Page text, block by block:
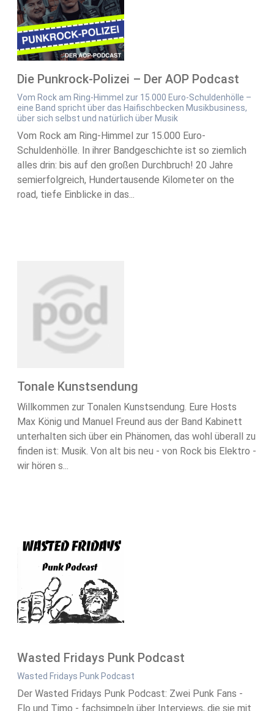
Die Punkrock-Polizei – Der AOP Podcast
Vom Rock am Ring-Himmel zur 15.000 Euro-Schuldenhölle –
eine Band spricht über das Haifischbecken Musikbusiness,
über sich selbst und natürlich über Musik
Vom Rock am Ring-Himmel zur 15.000 Euro-
Schuldenhölle. In ihrer Bandgeschichte ist so ziemlich
alles drin: bis auf den großen Durchbruch! 20 Jahre
semierfolgreich, Hundertausende Kilometer on the
road, tiefe Einblicke in das...
Tonale Kunstsendung
Willkommen zur Tonalen Kunstsendung. Eure Hosts
Max König und Manuel Freund aus der Band Kabinett
unterhalten sich über ein Phänomen, das wohl überall zu
finden ist: Musik. Von alt bis neu - von Rock bis Elektro -
wir hören s...
Wasted Fridays Punk Podcast
Wasted Fridays Punk Podcast
Der Wasted Fridays Punk Podcast: Zwei Punk Fans -
Flo und Timo - fachsimpeln über Interviews, die sie mit